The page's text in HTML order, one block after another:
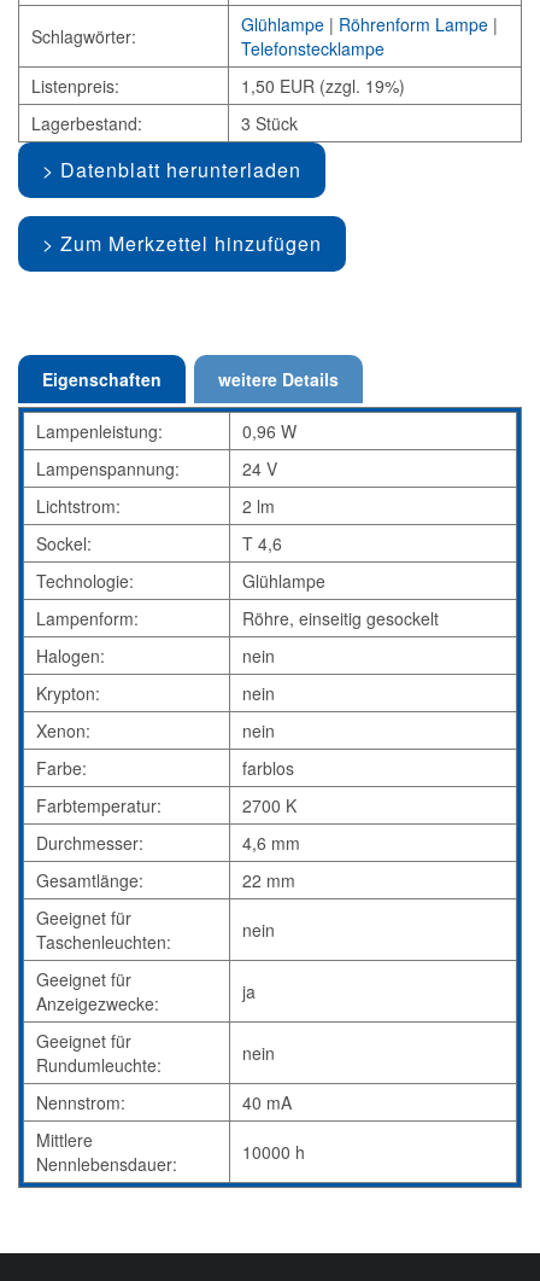
Schlagwörter: Glühlampe | Röhrenform Lampe |
Telefonstecklampe
Listenpreis:
1,50 EUR (zzgl. 19%)
Lagerbestand:
3 Stück
Datenblatt herunterladen
Zum Merkzettel hinzufügen
Eigenschaften weitere Details
Lampenleistung:
0,96 W
Lampenspannung:
24 V
Lichtstrom:
2 lm
Sockel:
T 4,6
Technologie:
Glühlampe
Lampenform:
Röhre, einseitig gesockelt
Halogen:
nein
Krypton:
nein
Xenon:
nein
Farbe:
farblos
Farbtemperatur:
2700 K
Durchmesser:
4,6 mm
Gesamtlänge:
22 mm
Geeignet für
Taschenleuchten:
nein
Geeignet für
Anzeigezwecke:
ja
Geeignet für
Rundumleuchte:
nein
Nennstrom:
40 mA
Mittlere
Nennlebensdauer:
10000 h